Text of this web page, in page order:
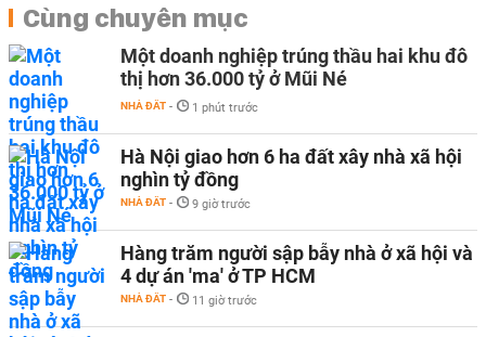
Cùng chuyên mục
Một doanh nghiệp trúng thầu hai khu đô
thị hơn 36.000 tỷ ở Mũi Né
NHÀ ĐẤT - 1 phút trước
Hà Nội giao hơn 6 ha đất xây nhà xã hội
nghìn tỷ đồng
NHÀ ĐẤT - 9 giờ trước
Hàng trăm người sập bẫy nhà ở xã hội và
4 dự án 'ma' ở TP HCM
NHÀ ĐẤT - 11 giờ trước